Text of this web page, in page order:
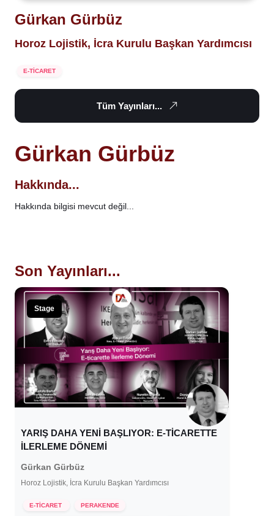
Gürkan Gürbüz
Horoz Lojistik, İcra Kurulu Başkan Yardımcısı
E-TİCARET
Tüm Yayınları...
Gürkan Gürbüz
Hakkında...
Hakkında bilgisi mevcut değil...
Son Yayınları...
Stage
YARIŞ DAHA YENİ BAŞLIYOR: E-TİCARETTE
İLERLEME DÖNEMİ
Gürkan Gürbüz
Horoz Lojistik, İcra Kurulu Başkan Yardımcısı
E-TİCARET PERAKENDE